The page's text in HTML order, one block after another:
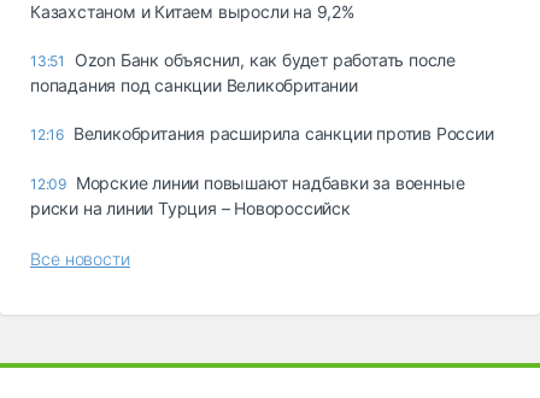
Казахстаном и Китаем выросли на 9,2%
13:51
Ozon Банк объяснил, как будет работать после
попадания под санкции Великобритании
12:16 Великобритания расширила санкции против России
12:09 Морские линии повышают надбавки за военные
риски на линии Турция – Новороссийск
Все новости